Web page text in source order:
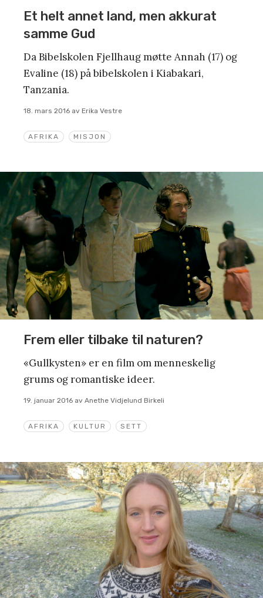
AFRIKA MISJON
Et helt annet land, men akkurat
samme Gud
Da Bibelskolen Fjellhaug møtte Annah (17) og
Evaline (18) på bibelskolen i Kiabakari,
Tanzania.
18. mars 2016 av Erika Vestre
AFRIKA KULTUR SETT
Frem eller tilbake til naturen?
«Gullkysten» er en film om menneskelig
grums og romantiske ideer.
19. januar 2016 av Anethe Vidjelund Birkeli